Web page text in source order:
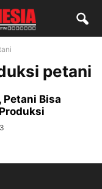
petani
Petani Bisa